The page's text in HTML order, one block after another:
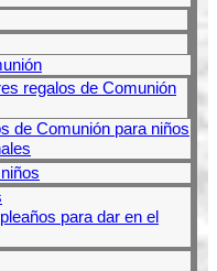
regalos de Comunión
de Comunión para niños
para dar en el